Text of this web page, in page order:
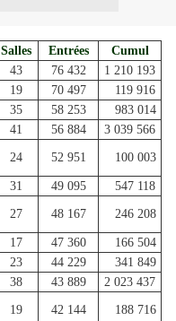
Salles Entrées
Cumul
43 76 432
1 210 193
19 70 497
119 916
35 58 253
983 014
41 56 884 3 039 566
24 52 951 100 003
31 49 095 547 118
27 48 167 246 208
17 47 360
166 504
23 44 229
341 849
38 43 889 2 023 437
19 42 144 188 716